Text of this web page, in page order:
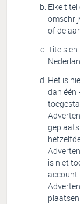
Elke
of de
Titels
Het is
dan één
is niet
account
plaatsen.